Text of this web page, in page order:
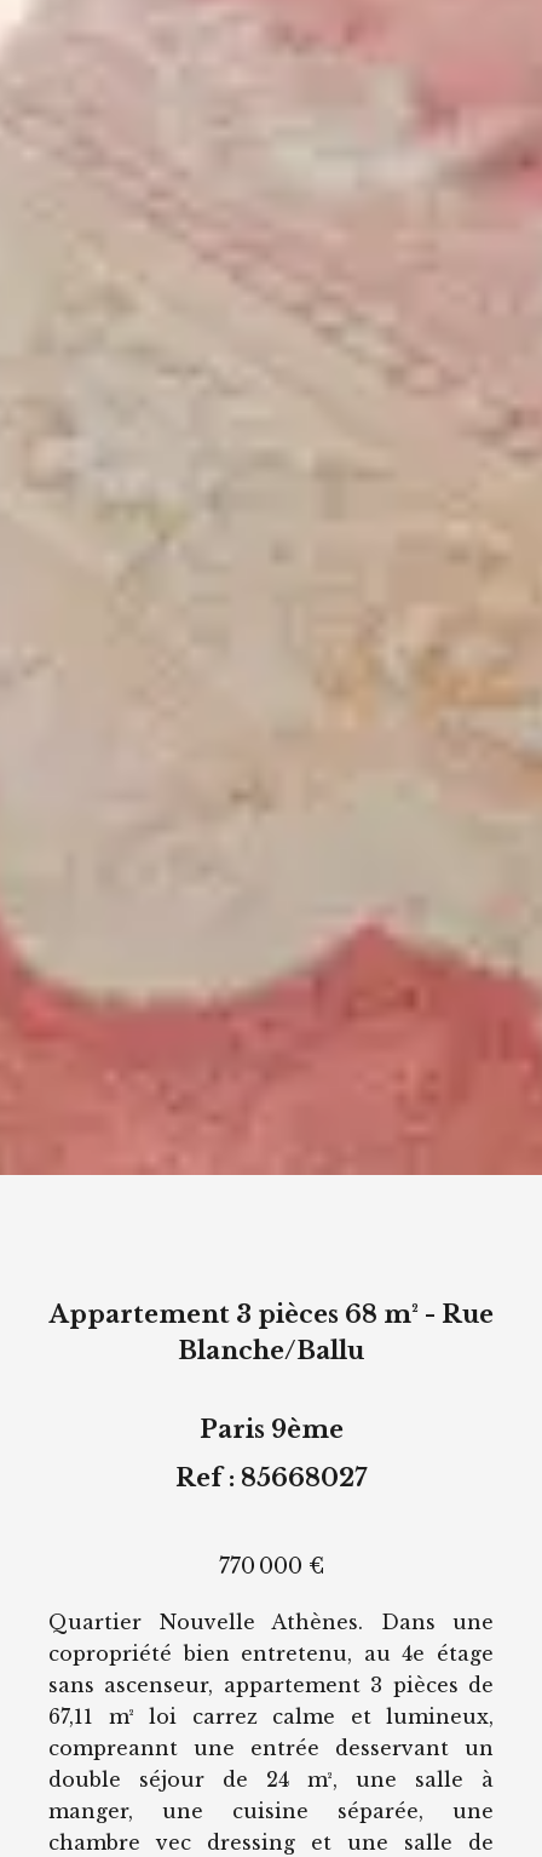
Appartement 3 pièces 68 m² - Rue
Blanche/Ballu
Paris 9ème
Ref : 85668027
770 000 €
Quartier Nouvelle Athènes. Dans une
copropriété bien entretenu, au 4e étage
sans ascenseur, appartement 3 pièces de
67,11 m² loi carrez calme et lumineux,
compreannt une entrée desservant un
double séjour de 24 m², une salle à
manger, une cuisine séparée, une
chambre vec dressing et une salle de